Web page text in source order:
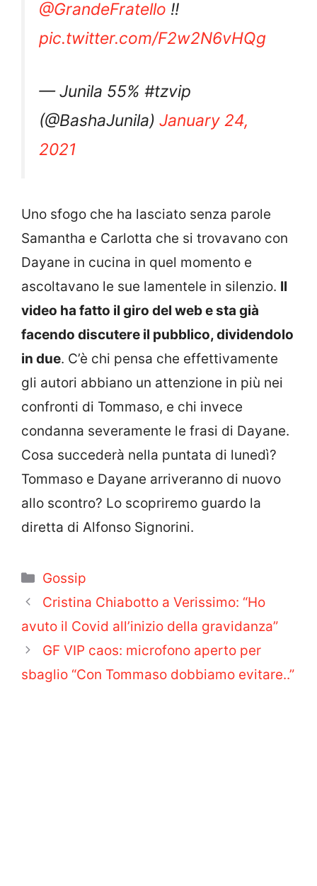
@GrandeFratello !!
pic.twitter.com/F2w2N6vHQg
— Junila 55% #tzvip
(@BashaJunila) January 24,
2021
Uno sfogo che ha lasciato senza parole
Samantha e Carlotta che si trovavano con
Dayane in cucina in quel momento e
ascoltavano le sue lamentele in silenzio. Il
video ha fatto il giro del web e sta già
facendo discutere il pubblico, dividendolo
in due. C’è chi pensa che effettivamente
gli autori abbiano un attenzione in più nei
confronti di Tommaso, e chi invece
condanna severamente le frasi di Dayane.
Cosa succederà nella puntata di lunedì?
Tommaso e Dayane arriveranno di nuovo
allo scontro? Lo scopriremo guardo la
diretta di Alfonso Signorini.
Categorie
Gossip
Cristina Chiabotto a Verissimo: “Ho
avuto il Covid all’inizio della gravidanza”
GF VIP caos: microfono aperto per
sbaglio “Con Tommaso dobbiamo evitare..”